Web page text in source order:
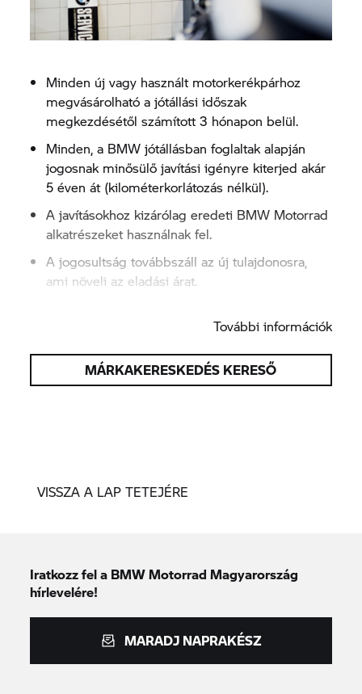
Minden új vagy használt motorkerékpárhoz
megvásárolható a jótállási időszak
megkezdésétől számított 3 hónapon belül.
Minden, a BMW jótállásban foglaltak alapján
jogosnak minősülő javítási igényre kiterjed akár
5 éven át (kilométerkorlátozás nélkül).
A javításokhoz kizárólag eredeti BMW Motorrad
alkatrészeket használnak fel.
A jogosultság továbbszáll az új tulajdonosra,
ami növeli az eladási árat.
További információk
MÁRKAKERESKEDÉS KERESŐ
VISSZA A LAP TETEJÉRE
Iratkozz fel a BMW Motorrad Magyarország
hírlevelére!
MARADJ NAPRAKÉSZ